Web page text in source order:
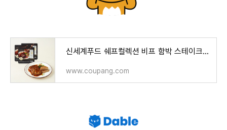
신세계푸드 쉐프컬렉션 비프 함박 스테이크, 160g, 3개 - 기타 즉석요리 | 쿠팡
www.coupang.com